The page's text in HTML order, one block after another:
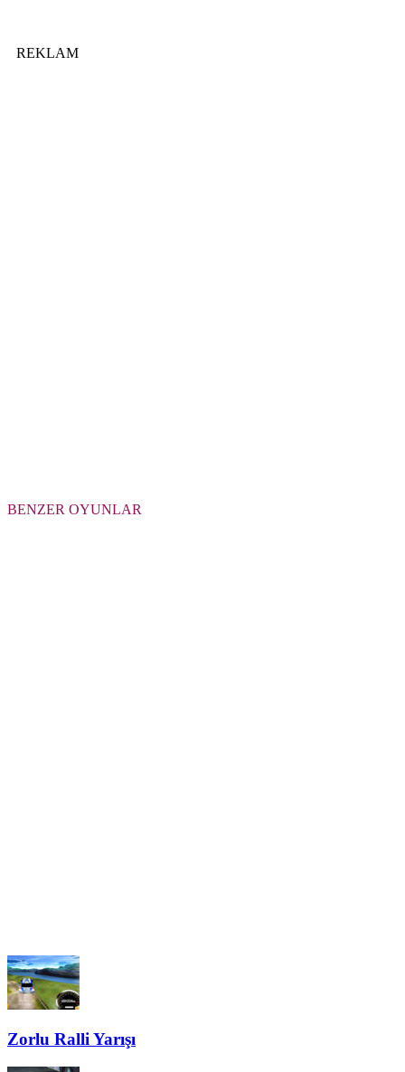
REKLAM
BENZER OYUNLAR
Zorlu Ralli Yarışı